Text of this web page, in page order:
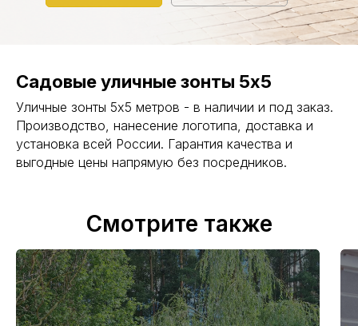
Садовые уличные зонты 5х5
Уличные зонты 5х5 метров - в наличии и под заказ.
Производство, нанесение логотипа, доставка и
установка всей России. Гарантия качества и
выгодные цены напрямую без посредников.
Смотрите также